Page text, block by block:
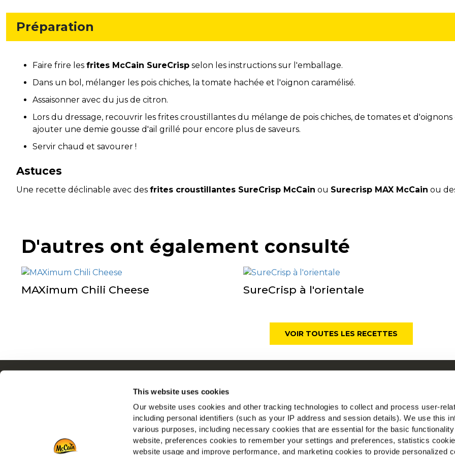
This website uses cookies
Our website uses cookies and other tracking technologies to collect and process user-
including personal identifiers (such as your IP address and session details). We use this
various purposes, including necessary cookies that are essential for the basic
website, preferences cookies to remember your settings and preferences, statistics
website usage and improve performance, and marketing cookies to provide personalized
Préparation
Faire frire les frites McCain SureCrisp selon les instructions sur l'emballage.
Dans un bol, mélanger les pois chiches, la tomate hachée et l'oignon caramélisé.
Assaisonner avec du jus de citron.
Lors du dressage, recouvrir les frites croustillantes du mélange de pois chiches, de tomates et
ajouter une demie gousse d'ail grillé pour encore plus de saveurs.
Servir chaud et savourer !
Astuces
Une recette déclinable avec des frites croustillantes SureCrisp McCain ou Surecrisp MAX McCain ou
D'autres ont également consulté
MAXimum Chili Cheese SureCrisp à l'orientale
VOIR TOUTES LES RECETTES
Inspiration
Téléchargements
Nos racines nous engagent
Espace Agriculteurs
Recrutement
News
FAQ